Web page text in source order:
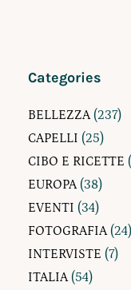
Categories
BELLEZZA(237)
CAPELLI (25)
CIBO E RICETTE
EUROPA(38)
EVENTI (34)
FOTOGRAFIA(24)
INTERVISTE (7)
ITALIA(54)